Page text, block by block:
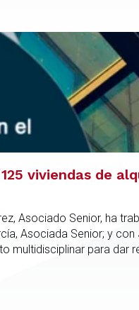
viviendas de
Asociado Senior, ha
Asociada Senior; y
multidisciplinar para dar